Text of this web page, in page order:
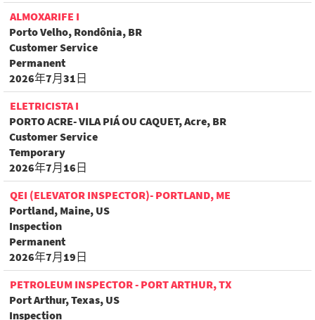
ALMOXARIFE I
Porto Velho, Rondônia, BR
Customer Service
Permanent
2026年7月31日
ELETRICISTA I
PORTO ACRE- VILA PIÁ OU CAQUET, Acre, BR
Customer Service
Temporary
2026年7月16日
QEI (ELEVATOR INSPECTOR)- PORTLAND, ME
Portland, Maine, US
Inspection
Permanent
2026年7月19日
PETROLEUM INSPECTOR - PORT ARTHUR, TX
Port Arthur, Texas, US
Inspection